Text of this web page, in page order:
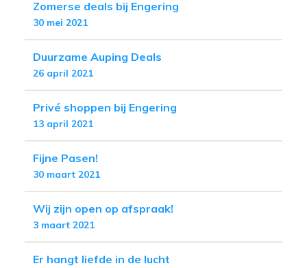
Zomerse deals bij Engering
30 mei 2021
Duurzame Auping Deals
26 april 2021
Privé shoppen bij Engering
13 april 2021
Fijne Pasen!
30 maart 2021
Wij zijn open op afspraak!
3 maart 2021
Er hangt liefde in de lucht